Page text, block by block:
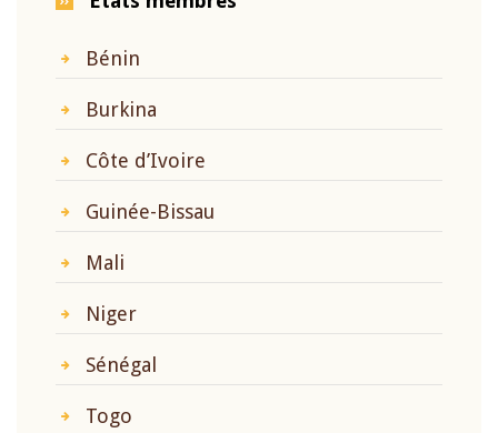
Bénin
Burkina
Côte d’Ivoire
Guinée-Bissau
Mali
Niger
Sénégal
Togo